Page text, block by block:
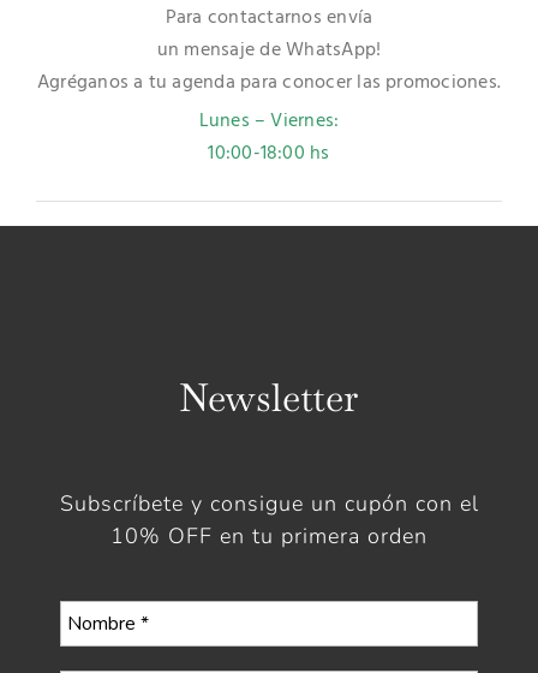
Para contactarnos envía
un mensaje de WhatsApp!
Agréganos a tu agenda para conocer las promociones.
Lunes – Viernes:
10:00-18:00 hs
Newsletter
Subscríbete y consigue un cupón con el
10% OFF en tu primera orden